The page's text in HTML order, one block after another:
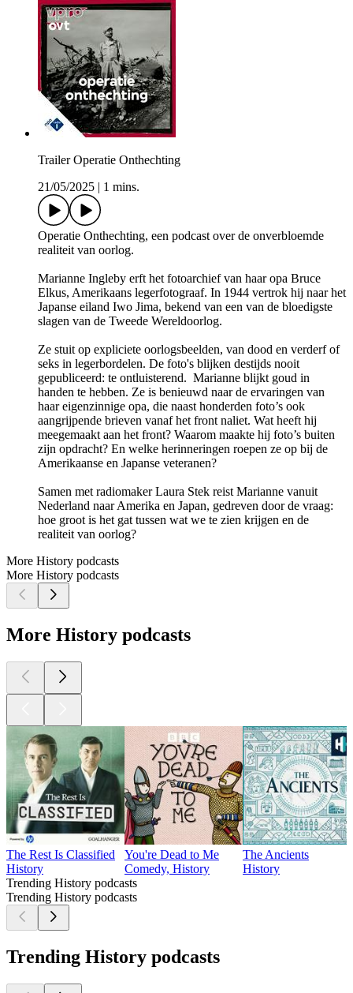
Trailer Operatie Onthechting
21/05/2025
1 mins.
Operatie Onthechting, een podcast over de onverbloemde
realiteit van oorlog.
Marianne Ingleby erft het fotoarchief van haar opa Bruce
Elkus, Amerikaans legerfotograaf. In 1944 vertrok hij naar het
Japanse eiland Iwo Jima, bekend van een van de bloedigste
slagen van de Tweede Wereldoorlog.
Ze stuit op expliciete oorlogsbeelden, van dood en verderf of
seks in legerbordelen. De foto's blijken destijds nooit
gepubliceerd: te ontluisterend. Marianne blijkt goud in
handen te hebben. Ze is benieuwd naar de ervaringen van
haar eigenzinnige opa, die naast honderden foto’s ook
aangrijpende brieven vanaf het front naliet. Wat heeft hij
meegemaakt aan het front? Waarom maakte hij foto’s buiten
zijn opdracht? En welke herinneringen roepen ze op bij de
Amerikaanse en Japanse veteranen?
Samen met radiomaker Laura Stek reist Marianne vanuit
Nederland naar Amerika en Japan, gedreven door de vraag:
hoe groot is het gat tussen wat we te zien krijgen en de
realiteit van oorlog?
More History podcasts
More History podcasts
More History podcasts
The Rest Is Classified
History
You're Dead to Me
Comedy, History
The Ancients
History
Trending History podcasts
Trending History podcasts
Trending History podcasts